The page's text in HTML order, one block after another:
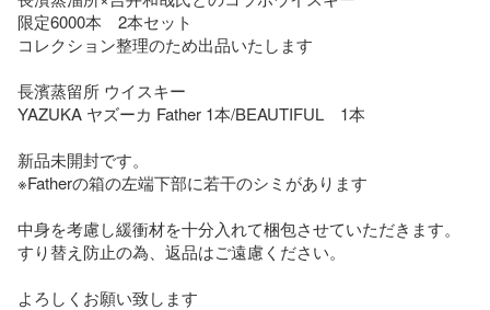
限定6000本　2本セット
コレクション整理のため出品いたします
長濱蒸留所 ウイスキー
YAZUKA ヤズーカ Father 1本/BEAUTIFUL　1本
新品未開封です。
※Fatherの箱の左端下部に若干のシミがあります
中身を考慮し緩衝材を十分入れて梱包させていただきます。
すり替え防止の為、返品はご遠慮ください。
よろしくお願い致します